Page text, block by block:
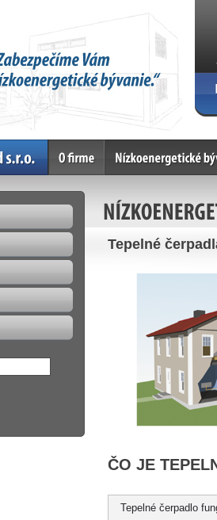
Tepelné
ČO JE
Tepelné čerpadlo